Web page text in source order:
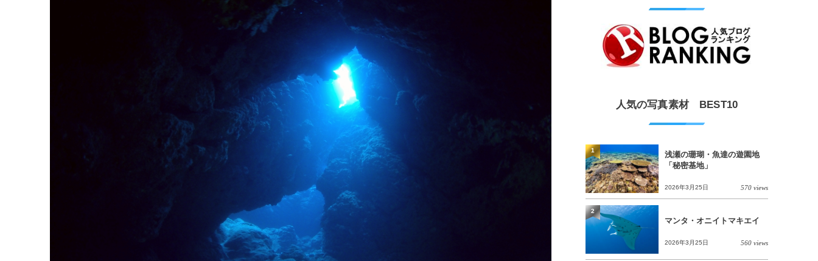
人気の写真素材 BEST10
浅瀬の珊瑚・魚達の遊園地
「秘密基地」
2026年3月25日 570 views
1
マンタ・オニイトマキエイ
2026年3月25日 560 views
2